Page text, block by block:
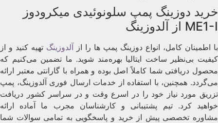
خرید دوزینگ پمپ سلونوئیدی میکرودوز
ME1-I از آلدوزینگ
با اطمینان کامل، انواع دوزینگ پمپ ها را از آلدوزینگ تهیه کنید و از
کیفیت بی‌نظیر ساخت ایتالیا بهره‌مند شوید. ما تضمین می‌کنیم که
محصول دریافتی شما کاملاً اصل بوده و همراه با گارانتی معتبر ارائه
می‌گردد. همچنین، با استفاده از خدمات ارسال فوری آلدوزینگ، پمپ
تزریق مورد نیاز خود را در اسرع وقت و در سراسر کشور دریافت
خواهید کرد. تیم پشتیبانی و کارشناسان مجرب ما آماده ارائه
مشاوره تخصصی پیش از خرید و پاسخگویی به تمامی سوالات شما